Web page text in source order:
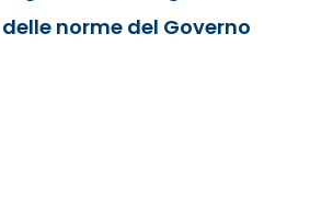
norme del Governo